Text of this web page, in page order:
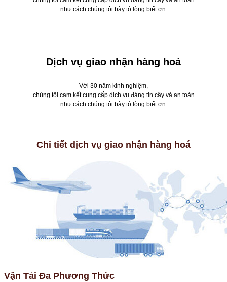
như cách chúng tôi bày tỏ lòng biết ơn.
Dịch vụ giao nhận hàng hoá
Với 30 năm kinh nghiệm,
chúng tôi cam kết cung cấp dịch vụ đáng tin cậy và an toàn
như cách chúng tôi bày tỏ lòng biết ơn.
Chi tiết dịch vụ giao nhận hàng hoá
Vận Tải Đa Phương Thức